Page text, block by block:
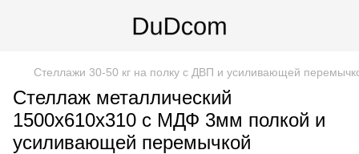
Стеллажи 30-50 кг на полку с ДВП и усиливающей
Стеллаж металлический
1500х610х310 с МДФ 3мм полкой и
усиливающей перемычкой